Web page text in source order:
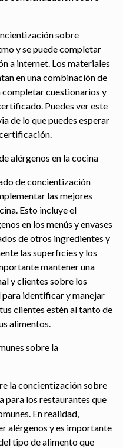
sobre
y se puede completar
a internet. Los materiales
en una combinación de
completar cuestionarios y
Puedes ver este
de lo que puedes esperar
alérgenos en la cocina
de concientización
las mejores
Esto incluye el
en los menús y envases
de otros ingredientes y
las superficies y los
mantener una
y clientes sobre los
para identificar y manejar
clientes estén al tanto de
alimentos.
sobre la
la concientización sobre
para los restaurantes que
En realidad,
alérgenos y es importante
tipo de alimento que